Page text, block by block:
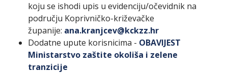
koju se ishodi upis u evidenciju/očevidnik na
području Koprivničko-križevačke
županije: ana.kranjcev@kckzz.hr
Dodatne upute korisnicima - OBAVIJEST
Ministarstvo zaštite okoliša i zelene
tranzicije